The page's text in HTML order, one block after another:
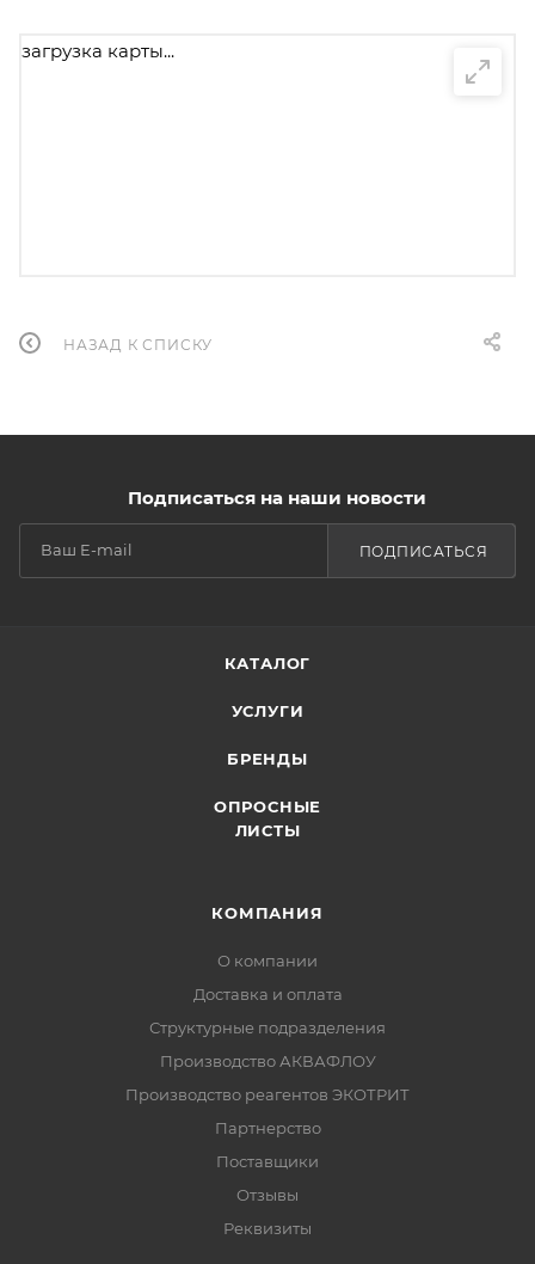
загрузка карты...
НАЗАД К СПИСКУ
Подписаться на наши новости
ПОДПИСАТЬСЯ
КАТАЛОГ
УСЛУГИ
БРЕНДЫ
ОПРОСНЫЕ
ЛИСТЫ
КОМПАНИЯ
О компании
Доставка и оплата
Структурные подразделения
Производство АКВАФЛОУ
Производство реагентов ЭКОТРИТ
Партнерство
Поставщики
Отзывы
Реквизиты